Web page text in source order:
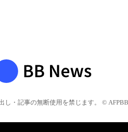
し・記事の無断使用を禁じます。 © AFPBB